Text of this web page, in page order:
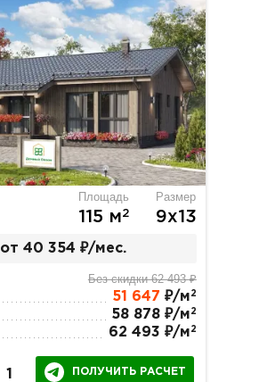
Площадь
115 м2
Размер
9х13
от 40 354 ₽/мес.
Без скидки 62 493 ₽
51 647 ₽/м 2
58 878 ₽/м 2
62 493 ₽/м 2
1 ПОЛУЧИТЬ РАСЧЕТ